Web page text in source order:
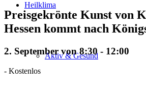
Heilklima
Aktiv & Gesund
Preisgekrönte Kunst von
Hessen kommt nach
2. September von 8:30 - 12:00
- Kostenlos